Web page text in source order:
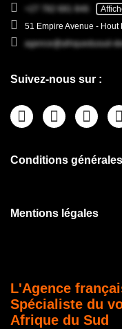
+27 782 681 846
51 Empire Avenue - Hout
agence@afriquedusud-
Suivez-nous sur :
Conditions
Mentions légales
L'Agence
Spécialiste du
Afrique du Sud